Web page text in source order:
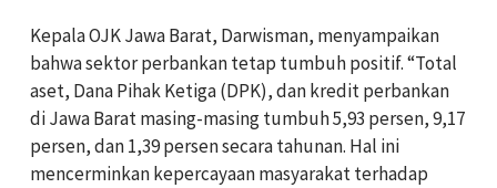
Kepala OJK Jawa Barat, Darwisman, menyampaikan
bahwa sektor perbankan tetap tumbuh positif. “Total
aset, Dana Pihak Ketiga (DPK), dan kredit perbankan
di Jawa Barat masing-masing tumbuh 5,93 persen, 9,17
persen, dan 1,39 persen secara tahunan. Hal ini
mencerminkan kepercayaan masyarakat terhadap